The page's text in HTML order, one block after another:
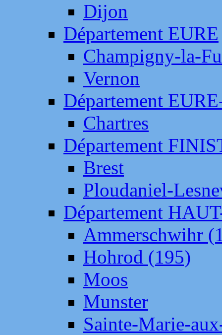
Dijon
Département EURE
Champigny-la-
Vernon
Département
Chartres
Département
Brest
Ploudaniel-
Département
Ammerschwihr
Hohrod (195)
Moos
Munster
Sainte-Marie-